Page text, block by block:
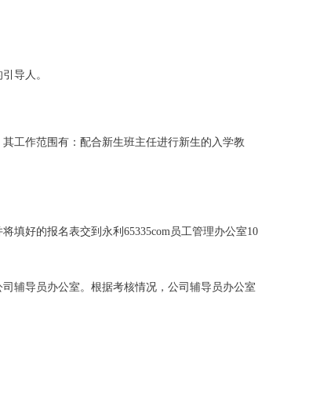
导人。
工作范围有：配合新生班主任进行新生的入学教
填好的报名表交到永利65335com员工管理办公室10
辅导员办公室。根据考核情况，公司辅导员办公室